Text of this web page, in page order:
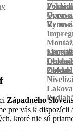
Západného
pre vás k
ktoré nie sú